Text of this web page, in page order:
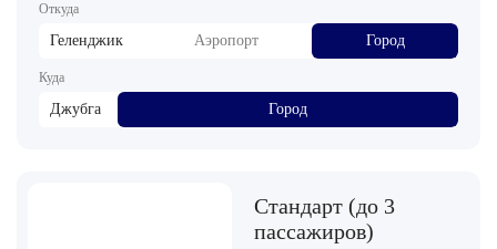
Откуда
Геленджик Аэропорт Город
Куда
Джубга Город
Стандарт (до 3
пассажиров)